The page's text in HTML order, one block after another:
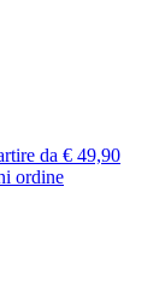
da € 49,90
ordine